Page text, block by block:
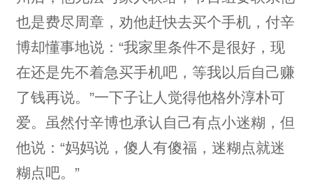
也是费尽周章，劝他赶快去买个手机，付辛
博却懂事地说：“我家里条件不是很好，现
在还是先不着急买手机吧，等我以后自己赚
了钱再说。”一下子让人觉得他格外淳朴可
爱。虽然付辛博也承认自己有点小迷糊，但
他说：“妈妈说，傻人有傻福，迷糊点就迷
糊点吧。”